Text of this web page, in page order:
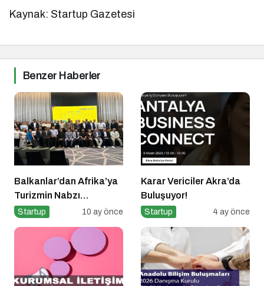
Kaynak: Startup Gazetesi
Benzer Haberler
Balkanlar’dan Afrika’ya
Turizmin Nabzı
Uzakrota Dubai’de Attı
Startup 10 ay önce
Karar Vericiler Akra’da
Buluşuyor!
Startup 4 ay önce